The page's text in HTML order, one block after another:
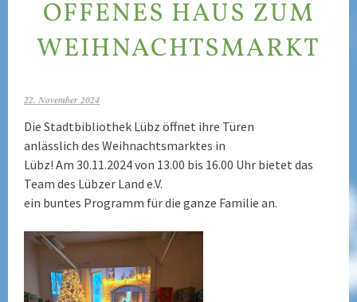
OFFENES HAUS ZUM
WEIHNACHTSMARKT
22. November 2024
Die Stadtbibliothek Lübz öffnet ihre Türen
anlässlich des Weihnachtsmarktes in
Lübz! Am 30.11.2024 von 13.00 bis 16.00 Uhr bietet das
Team des Lübzer Land e.V.
ein buntes Programm für die ganze Familie an.